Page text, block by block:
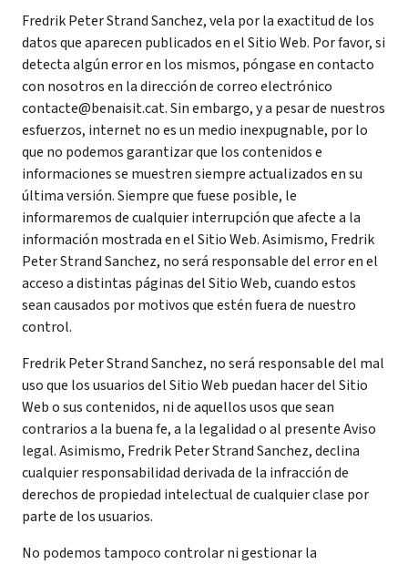
Fredrik Peter Strand Sanchez, vela por la exactitud de los
datos que aparecen publicados en el Sitio Web. Por favor, si
detecta algún error en los mismos, póngase en contacto
con nosotros en la dirección de correo electrónico
contacte@benaisit.cat. Sin embargo, y a pesar de nuestros
esfuerzos, internet no es un medio inexpugnable, por lo
que no podemos garantizar que los contenidos e
informaciones se muestren siempre actualizados en su
última versión. Siempre que fuese posible, le
informaremos de cualquier interrupción que afecte a la
información mostrada en el Sitio Web. Asimismo, Fredrik
Peter Strand Sanchez, no será responsable del error en el
acceso a distintas páginas del Sitio Web, cuando estos
sean causados por motivos que estén fuera de nuestro
control.
Fredrik Peter Strand Sanchez, no será responsable del mal
uso que los usuarios del Sitio Web puedan hacer del Sitio
Web o sus contenidos, ni de aquellos usos que sean
contrarios a la buena fe, a la legalidad o al presente Aviso
legal. Asimismo, Fredrik Peter Strand Sanchez, declina
cualquier responsabilidad derivada de la infracción de
derechos de propiedad intelectual de cualquier clase por
parte de los usuarios.
No podemos tampoco controlar ni gestionar la